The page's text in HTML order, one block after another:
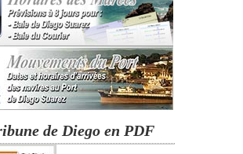
de Diego en PDF